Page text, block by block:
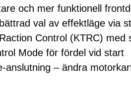
och mer funktionell
val av effektläge via
Control (KTRC) med
Mode för fördel vid start
anslutning – ändra